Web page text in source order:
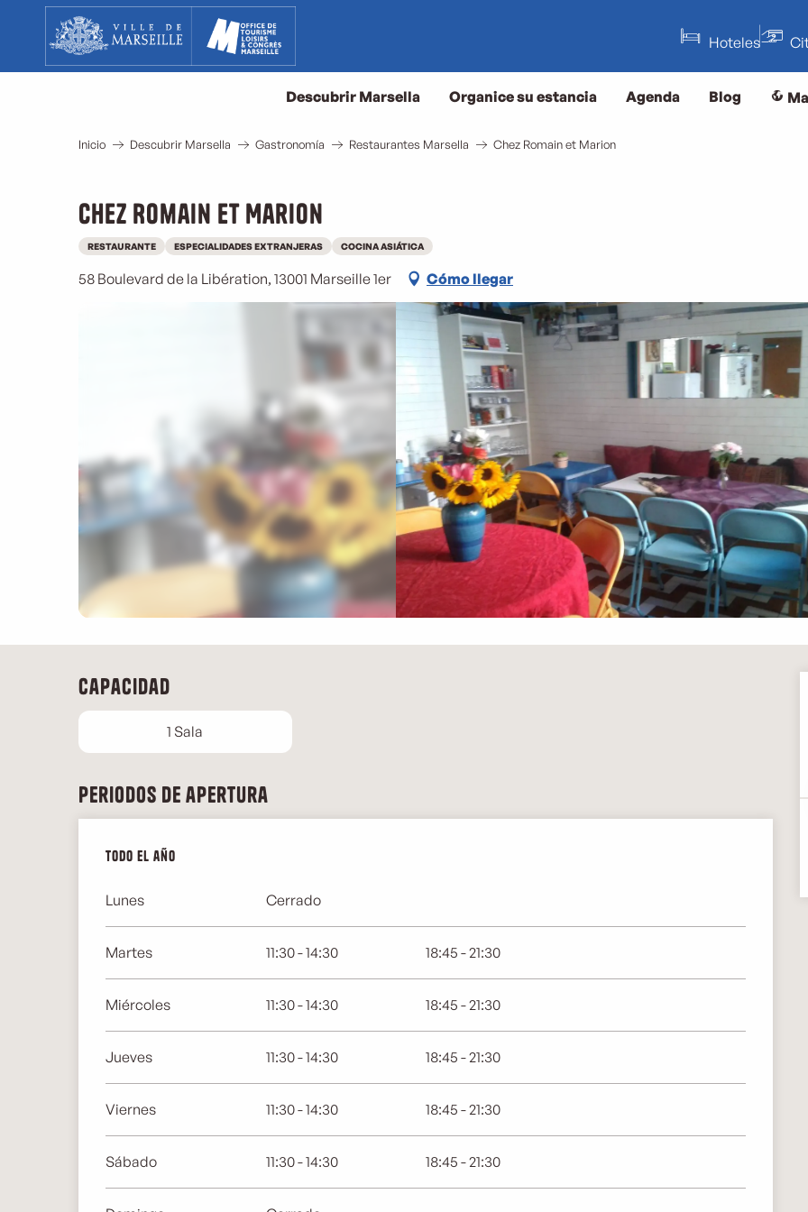
contenu
principal
Hoteles
Descubrir Marsella Organice su estancia Agenda Blog
Inicio Descubrir Marsella Gastronomía Restaurantes Marsella Chez Romain et Marion
Chez Romain et Marion
RESTAURANTE ESPECIALIDADES EXTRANJERAS COCINA ASIÁTICA
58 Boulevard de la Libération, 13001 Marseille 1er Cómo llegar
Capacidad
1 Sala
Periodos de apertura
Todo el año
Todo el año
Lunes Cerrado
Martes 11:30 - 14:30 18:45 - 21:30
Miércoles 11:30 - 14:30 18:45 - 21:30
Jueves 11:30 - 14:30 18:45 - 21:30
Viernes 11:30 - 14:30 18:45 - 21:30
Sábado 11:30 - 14:30 18:45 - 21:30